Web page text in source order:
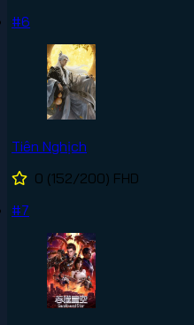
#6
Tiên Nghịch
0 (152/200) FHD
#7